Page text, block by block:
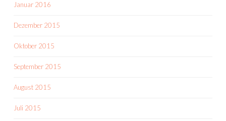
Januar 2016
Dezember 2015
Oktober 2015
September 2015
August 2015
Juli 2015